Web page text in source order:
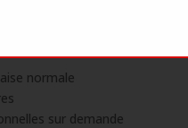
normale
sur demande